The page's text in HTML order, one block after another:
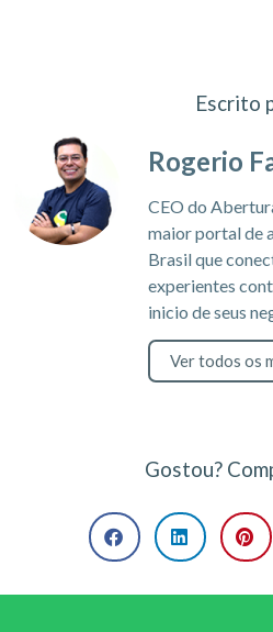
Escrito
Rogerio
CEO do
maior portal de
Brasil que
experientes
inicio de seus
Ver todos os
Gostou?